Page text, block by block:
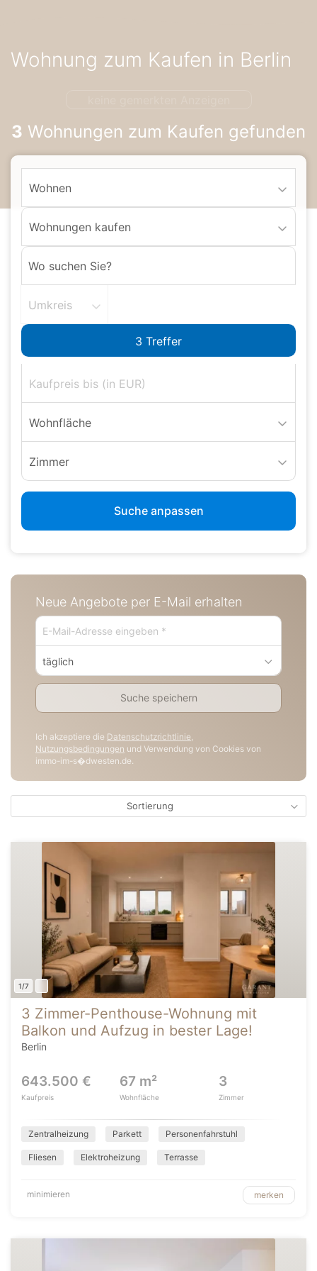
zur
Navigation
Wohnung zum Kaufen in Berlin
3 Wohnungen zum Kaufen gefunden
Wohnen
Wohnungen kaufen
Umkreis
Wohnfläche
Zimmer
Suche anpassen
Neue Angebote per E-Mail erhalten
täglich
Suche speichern
Ich akzeptiere die Datenschutzrichtlinie,
Nutzungsbedingungen und Verwendung von Cookies von
immo-im-s�dwesten.de.
Sortierung
1/7
3 Zimmer-Penthouse-Wohnung mit
Balkon und Aufzug in bester Lage!
Berlin
643.500 €
Kaufpreis
67 m²
Wohnfläche
3
Zimmer
Zentralheizung Parkett Personenfahrstuhl
Fliesen Elektroheizung Terrasse
minimieren merken